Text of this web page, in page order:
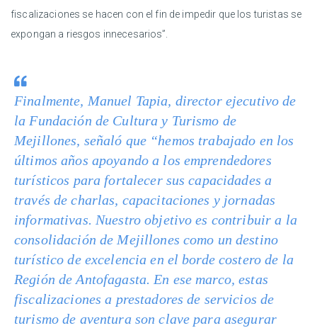
fiscalizaciones se hacen con el fin de impedir que los turistas se
expongan a riesgos innecesarios”.
Finalmente, Manuel Tapia, director ejecutivo de
la Fundación de Cultura y Turismo de
Mejillones, señaló que “hemos trabajado en los
últimos años apoyando a los emprendedores
turísticos para fortalecer sus capacidades a
través de charlas, capacitaciones y jornadas
informativas. Nuestro objetivo es contribuir a la
consolidación de Mejillones como un destino
turístico de excelencia en el borde costero de la
Región de Antofagasta. En ese marco, estas
fiscalizaciones a prestadores de servicios de
turismo de aventura son clave para asegurar